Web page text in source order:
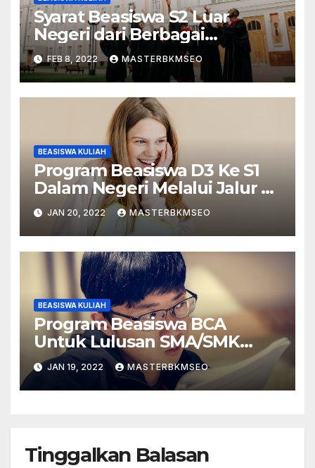
Syarat Beasiswa S2 Luar
Negeri dari Berbagai
Lembaga
FEB 8, 2022 MASTERBKMSEO
BEASISWA KULIAH
Program Beasiswa D3 Ke S1
Dalam Negeri Melalui Jalur S1
Ekstensi
JAN 20, 2022 MASTERBKMSEO
BEASISWA KULIAH
Program Beasiswa BCA
Untuk Lulusan SMA/SMK
Sederajat
JAN 19, 2022 MASTERBKMSEO
Tinggalkan Balasan